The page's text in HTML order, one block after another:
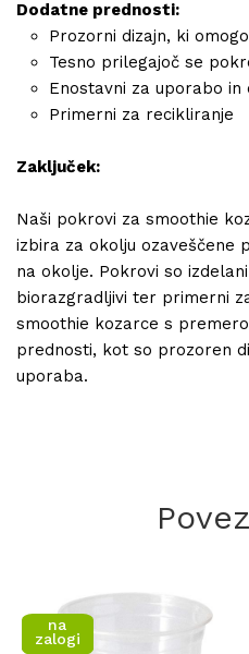
Dodatne prednosti:
Prozorni dizajn, ki
Tesno prilegajoč se
Enostavni za uporabo in
Primerni za recikliranje
Zaključek:
Naši pokrovi za smoothie
izbira za okolju ozaveščene
na okolje. Pokrovi so
biorazgradljivi ter primerni
smoothie kozarce s
prednosti, kot so prozoren
uporaba.
na
zalogi